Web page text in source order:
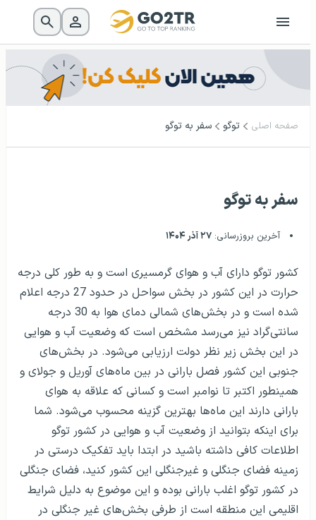
صفحه اصلی توگو سفر به توگو
سفر به توگو
آخرین بروزرسانی: ۲۷ آذر ۱۴۰۴
کشور توگو دارای آب و هوای گرمسیری است و به طور کلی درجه
حرارت در این کشور در بخش سواحل در حدود 27 درجه اعلام
شده است و در بخش‌های شمالی دمای هوا به 30 درجه
سانتی‌گراد نیز می‌رسد مشخص است که وضعیت آب و هوایی
در این بخش زیر نظر دولت ارزیابی می‌شود. در بخش‌های
جنوبی این کشور فصل بارانی در بین ماه‌های آوریل و جولای و
همینطور اکتبر تا نوامبر است و کسانی که علاقه به هوای
بارانی دارند این ماه‌ها بهترین گزینه محسوب می‌شود. شما
برای اینکه بتوانید از وضعیت آب و هوایی در کشور توگو
اطلاعات کافی داشته باشید در ابتدا باید تفکیک درستی در
زمینه فضای جنگلی و غیرجنگلی این کشور کنید، فضای جنگلی
در کشور توگو اغلب بارانی بوده و این موضوع به دلیل شرایط
اقلیمی این منطقه است از طرفی بخش‌های غیر جنگلی در